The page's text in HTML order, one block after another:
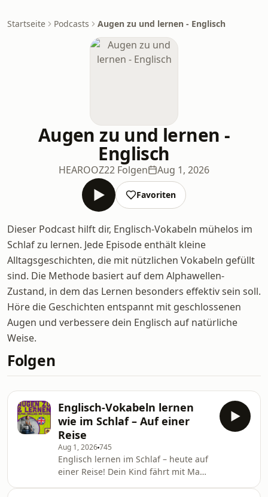
Startseite Podcasts Augen zu und lernen - Englisch
Augen zu und lernen -
Englisch
HEAROOZ22 Folgen Aug 1, 2026
Favoriten
Dieser Podcast hilft dir, Englisch-Vokabeln mühelos im
Schlaf zu lernen. Jede Episode enthält kleine
Alltagsgeschichten, die mit nützlichen Vokabeln gefüllt
sind. Die Methode basiert auf dem Alphawellen-
Zustand, in dem das Lernen besonders effektiv sein soll.
Höre die Geschichten entspannt mit geschlossenen
Augen und verbessere dein Englisch auf natürliche
Weise.
Folgen
Englisch-Vokabeln lernen
wie im Schlaf – Auf einer
Reise
Aug 1, 2026745
Englisch lernen im Schlaf – heute auf
einer Reise! Dein Kind fährt mit Mama